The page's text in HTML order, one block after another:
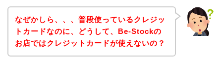
なぜかしら、、、普段使っているクレジッ
トカードなのに、どうして、Be-Stockの
お店ではクレジットカードが使えないの？